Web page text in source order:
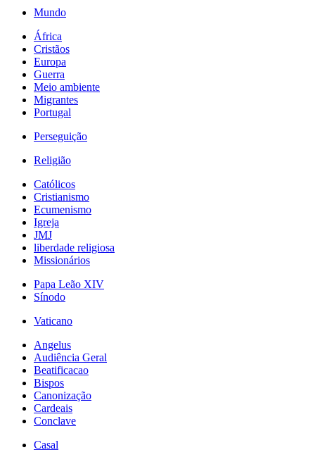
Mundo
África
Cristãos
Europa
Guerra
Meio ambiente
Migrantes
Portugal
Perseguição
Religião
Católicos
Cristianismo
Ecumenismo
Igreja
JMJ
liberdade religiosa
Missionários
Papa Leão XIV
Sínodo
Vaticano
Angelus
Audiência Geral
Beatificacao
Bispos
Canonização
Cardeais
Conclave
Casal